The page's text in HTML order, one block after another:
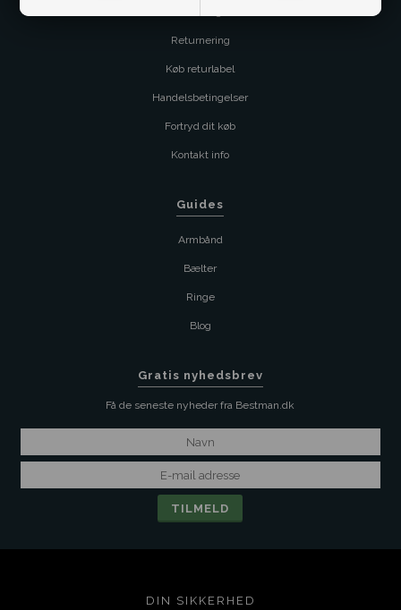
Returnering
Køb returlabel
Handelsbetingelser
Fortryd dit køb
Kontakt info
Guides
Armbånd
Bælter
Ringe
Blog
Gratis nyhedsbrev
Få de seneste nyheder fra Bestman.dk
DIN SIKKERHED